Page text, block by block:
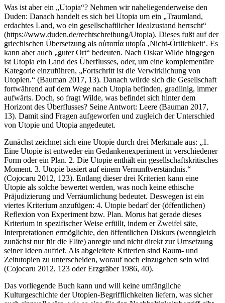
Was ist aber ein „Utopia“? Nehmen wir naheliegenderweise den
Duden: Danach handelt es sich bei Utopia um ein „Traumland,
erdachtes Land, wo ein gesellschaftlicher Idealzustand herrscht“
(https://www.duden.de/rechtschreibung/Utopia). Dieses fußt auf der
griechischen Übersetzung als οὐτοπία utopía ‚Nicht-Örtlichkeit‘. Es
kann aber auch „guter Ort“ bedeuten. Nach Oskar Wilde hingegen
ist Utopia ein Land des Überflusses, oder, um eine komplementäre
Kategorie einzuführen, „Fortschritt ist die Verwirklichung von
Utopien.“ (Bauman 2017, 13). Danach würde sich die Gesellschaft
fortwährend auf dem Wege nach Utopia befinden, gradlinig, immer
aufwärts. Doch, so fragt Wilde, was befindet sich hinter dem
Horizont des Überflusses? Seine Antwort: Leere (Bauman 2017,
13). Damit sind Fragen aufgeworfen und zugleich der Unterschied
von Utopie und Utopia angedeutet.
Zunächst zeichnet sich eine Utopie durch drei Merkmale aus: „1.
Eine Utopie ist entweder ein Gedankenexperiment in verschiedener
Form oder ein Plan. 2. Die Utopie enthält ein gesellschaftskritisches
Moment. 3. Utopie basiert auf einem Vernunftverständnis.“
(Cojocaru 2012, 123). Entlang dieser drei Kriterien kann eine
Utopie als solche bewertet werden, was noch keine ethische
Präjudizierung und Verräumlichung bedeutet. Deswegen ist ein
viertes Kriterium anzufügen: 4. Utopie bedarf der (öffentlichen)
Reflexion von Experiment bzw. Plan. Morus hat gerade dieses
Kriterium in spezifischer Weise erfüllt, indem er Zweifel säte,
Interpretationen ermöglichte, den öffentlichen Diskurs (wenngleich
zunächst nur für die Elite) anregte und nicht direkt zur Umsetzung
seiner Ideen aufrief. Als abgeleitete Kriterien sind Raum- und
Zeitutopien zu unterscheiden, worauf noch einzugehen sein wird
(Cojocaru 2012, 123 oder Erzgräber 1986, 40).
Das vorliegende Buch kann und will keine umfängliche
Kulturgeschichte der Utopien-Begrifflichkeiten liefern, was sicher